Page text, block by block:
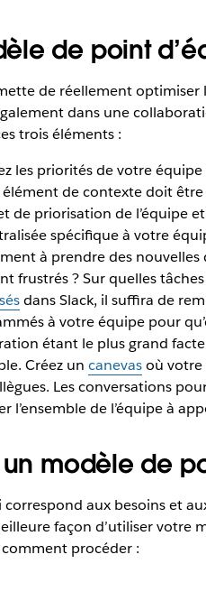
de point
de réellement
dans une
trois éléments :
les priorités de votre
de contexte doit
de priorisation de l’équipe
spécifique à votre
à prendre des
frustrés ? Sur quelles
dans Slack, il suffira de
à votre équipe pour
étant le plus grand
Créez un canevasoù votre
Les conversations
de l’équipe à
modèle de
aux besoins et
façon d’utiliser
procéder :